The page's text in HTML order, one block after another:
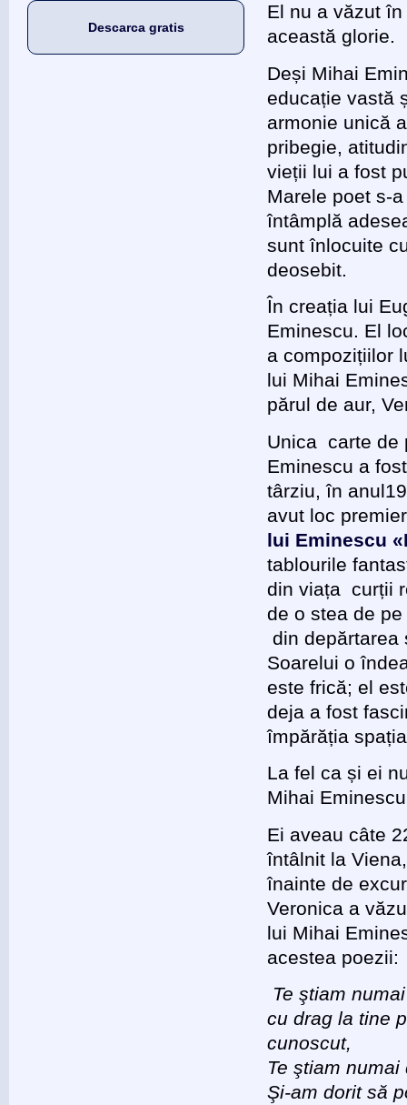
Descarca gratis
El nu a văzut
această glorie.
Deși Mihai
educație vastă
armonie unică
pribegie,
vieții lui a fost
Marele poet s-
întâmplă
sunt înlocuite
deosebit.
În creația lui
Eminescu. El
a compozițiilor
lui Mihai
părul de aur,
Unica carte de
Eminescu a
târziu, în
avut loc
lui Eminescu
tablourile
din viața curții
de o stea de
din depărtarea
Soarelui o
este frică; el
deja a fost
împărăția
La fel ca și ei
Mihai
Ei aveau câte
întâlnit la
înainte de
Veronica a
lui Mihai
acestea poezii:
Te ştiam
cu drag la tine
cunoscut,
Te ştiam
Şi-am dorit să